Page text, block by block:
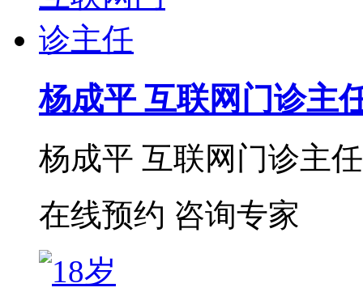
杨成平 互联网门诊主
杨成平 互联网门诊主
在线预约 咨询专家